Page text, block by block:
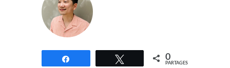
Tweetez 0
PARTAGES